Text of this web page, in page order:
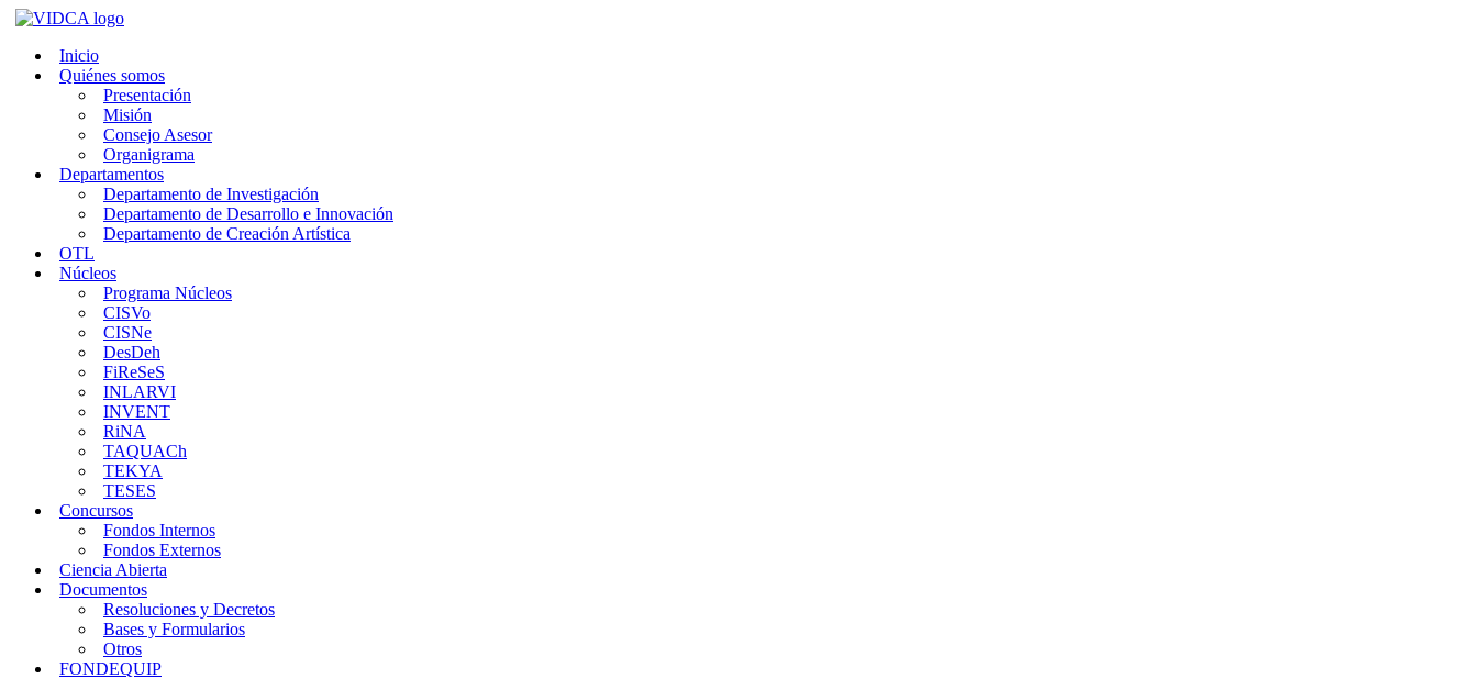
Saltar
contenidoInicio
Quiénes somos
Presentación
Misión
Consejo Asesor
Organigrama
Departamentos
Departamento de Investigación
Departamento de Desarrollo e Innovación
Departamento de Creación Artística
OTL
Núcleos
Programa Núcleos
CISVo
CISNe
DesDeh
FiReSeS
INLARVI
INVENT
RiNA
TAQUACh
TEKYA
TESES
Concursos
Fondos Internos
Fondos Externos
Ciencia Abierta
Documentos
Resoluciones y Decretos
Bases y Formularios
Otros
FONDEQUIP